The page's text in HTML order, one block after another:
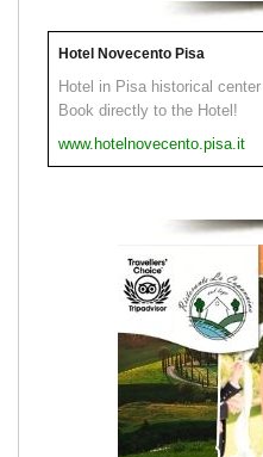
Hotel Novecento Pisa
Hotel in Pisa historical
Book directly to the Hotel!
www.hotelnovecento.pisa.it